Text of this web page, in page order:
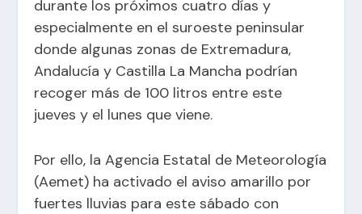
durante los próximos cuatro días y
especialmente en el suroeste peninsular
donde algunas zonas de Extremadura,
Andalucía y Castilla La Mancha podrían
recoger más de 100 litros entre este
jueves y el lunes que viene.
Por ello, la Agencia Estatal de Meteorología
(Aemet) ha activado el aviso amarillo por
fuertes lluvias para este sábado con